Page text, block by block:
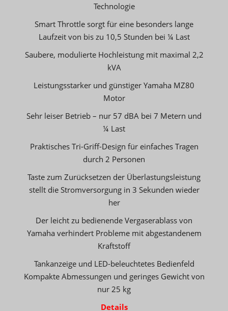
Technologie
Smart Throttle sorgt für eine besonders lange
Laufzeit von bis zu 10,5 Stunden bei ¼ Last
Saubere, modulierte Hochleistung mit maximal 2,2
kVA
Leistungsstarker und günstiger Yamaha MZ80
Motor
Sehr leiser Betrieb – nur 57 dBA bei 7 Metern und
¼ Last
Praktisches Tri-Griff-Design für einfaches Tragen
durch 2 Personen
Taste zum Zurücksetzen der Überlastungsleistung
stellt die Stromversorgung in 3 Sekunden wieder
her
Der leicht zu bedienende Vergaserablass von
Yamaha verhindert Probleme mit abgestandenem
Kraftstoff
Tankanzeige und LED-beleuchtetes Bedienfeld
Kompakte Abmessungen und geringes Gewicht von
nur 25 kg
Details